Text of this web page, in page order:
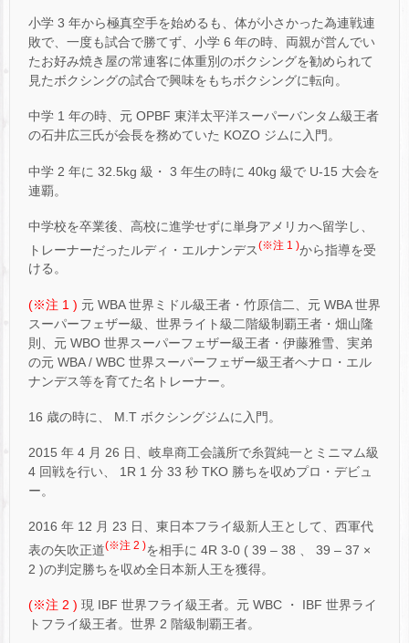
小学 3 年から極真空手を始めるも、体が小さかった為連戦連
敗で、一度も試合で勝てず、小学 6 年の時、両親が営んでい
たお好み焼き屋の常連客に体重別のボクシングを勧められて
見たボクシングの試合で興味をもちボクシングに転向。
中学 1 年の時、元 OPBF 東洋太平洋スーパーバンタム級王者
の石井広三氏が会長を務めていた KOZO ジムに入門。
中学 2 年に 32.5kg 級・ 3 年生の時に 40kg 級で U-15 大会を
連覇。
中学校を卒業後、高校に進学せずに単身アメリカへ留学し、
トレーナーだったルディ・エルナンデス(※注 1 )から指導を受
ける。
(※注 1 ) 元 WBA 世界ミドル級王者・竹原信二、元 WBA 世界
スーパーフェザー級、世界ライト級二階級制覇王者・畑山隆
則、元 WBO 世界スーパーフェザー級王者・伊藤雅雪、実弟
の元 WBA / WBC 世界スーパーフェザー級王者ヘナロ・エル
ナンデス等を育てた名トレーナー。
16 歳の時に、 M.T ボクシングジムに入門。
2015 年 4 月 26 日、岐阜商工会議所で糸賀純一とミニマム級
4 回戦を行い、 1R 1 分 33 秒 TKO 勝ちを収めプロ・デビュ
ー。
2016 年 12 月 23 日、東日本フライ級新人王として、西軍代
表の矢吹正道(※注 2 )を相手に 4R 3-0 ( 39 – 38 、 39 – 37 ×
2 )の判定勝ちを収め全日本新人王を獲得。
(※注 2 ) 現 IBF 世界フライ級王者。元 WBC ・ IBF 世界ライ
トフライ級王者。世界 2 階級制覇王者。